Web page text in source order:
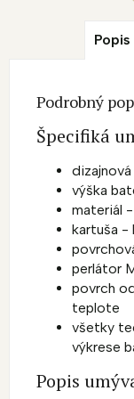
Popis
Podrobný
Špecifiká
výška
materiál
kartuša -
perlátor
povrch
teplote
všetky
výkrese
Popis